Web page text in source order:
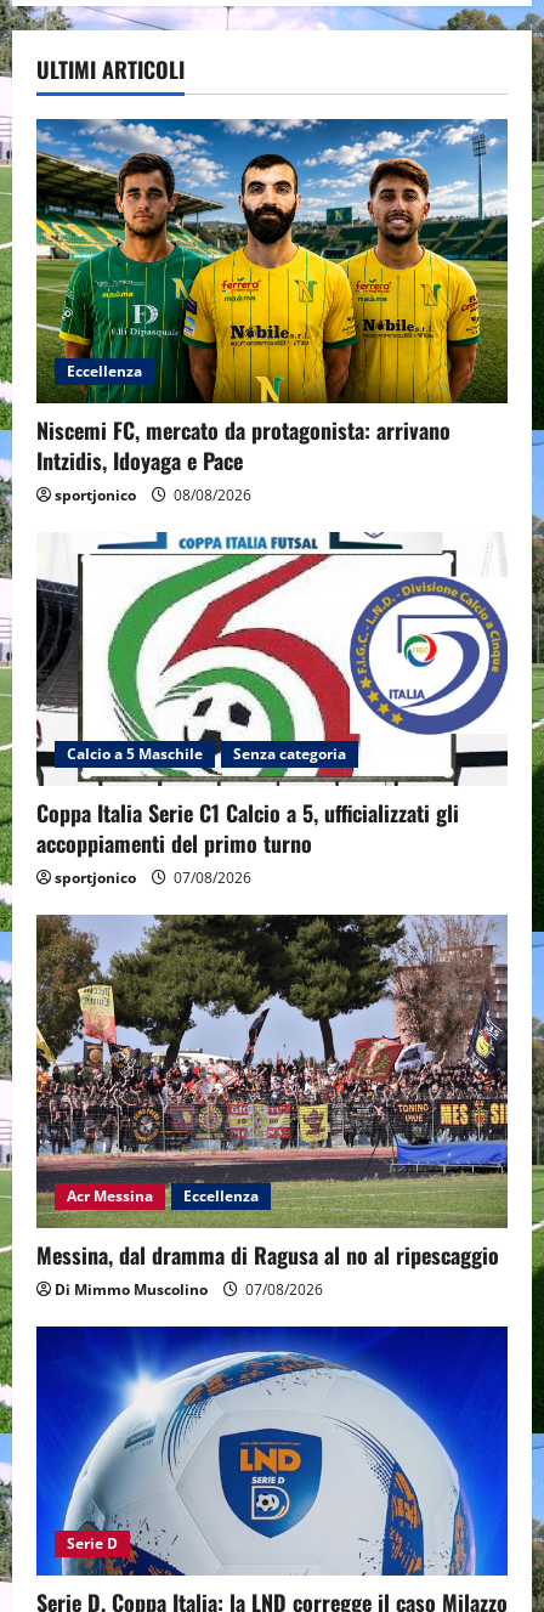
ULTIMI ARTICOLI
Eccellenza
Niscemi FC, mercato da protagonista: arrivano
Intzidis, Idoyaga e Pace
sportjonico 08/08/2026
Calcio a 5 Maschile Senza categoria
Coppa Italia Serie C1 Calcio a 5, ufficializzati gli
accoppiamenti del primo turno
sportjonico 07/08/2026
Acr Messina Eccellenza
Messina, dal dramma di Ragusa al no al ripescaggio
Di Mimmo Muscolino 07/08/2026
Serie D
Serie D, Coppa Italia: la LND corregge il caso Milazzo